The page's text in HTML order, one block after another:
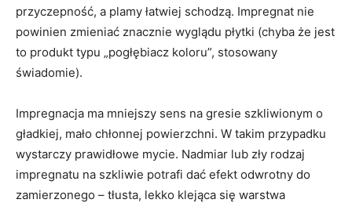
przyczepność, a plamy łatwiej schodzą. Impregnat nie
powinien zmieniać znacznie wyglądu płytki (chyba że jest
to produkt typu „pogłębiacz koloru”, stosowany
świadomie).
Impregnacja ma mniejszy sens na gresie szkliwionym o
gładkiej, mało chłonnej powierzchni. W takim przypadku
wystarczy prawidłowe mycie. Nadmiar lub zły rodzaj
impregnatu na szkliwie potrafi dać efekt odwrotny do
zamierzonego – tłusta, lekko klejąca się warstwa